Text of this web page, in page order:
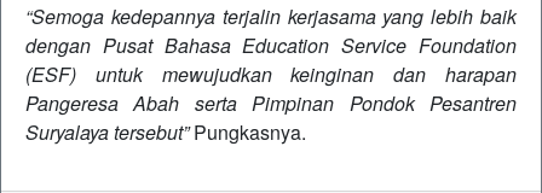
“Semoga kedepannya terjalin kerjasama yang lebih baik
dengan Pusat Bahasa Education Service Foundation
(ESF) untuk mewujudkan keinginan dan harapan
Pangeresa Abah serta Pimpinan Pondok Pesantren
Suryalaya tersebut”Pungkasnya.